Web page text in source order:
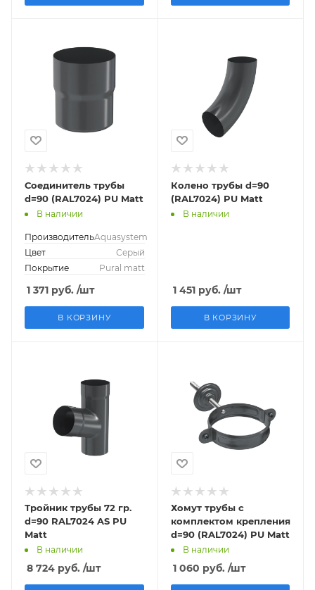
Соединитель трубы
d=90 (RAL7024) PU Matt
В наличии
ПроизводительAquasystem
Цвет
Серый
Покрытие
Pural matt
1 371 руб. /шт
В КОРЗИНУ
Колено трубы d=90
(RAL7024) PU Matt
В наличии
1 451руб. /шт
В КОРЗИНУ
Тройник трубы 72 гр.
d=90 RAL7024 AS PU
Matt
В наличии
8 724 руб. /шт
Хомут трубы с
комплектом крепления
d=90 (RAL7024) PU Matt
В наличии
1 060 руб. /шт